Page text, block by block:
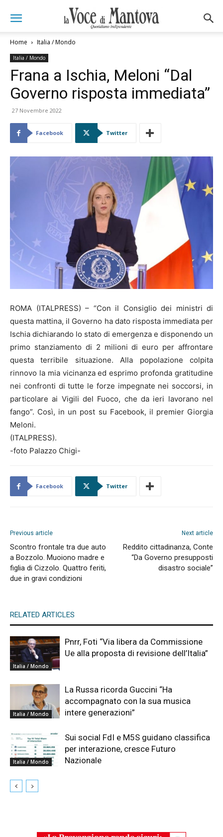
Home Italia / Mondo
Italia / Mondo
Frana a Ischia, Meloni “Dal
Governo risposta immediata”
27 Novembre 2022
Facebook Twitter
ROMA (ITALPRESS) – “Con il Consiglio dei ministri di
questa mattina, il Governo ha dato risposta immediata per
Ischia dichiarando lo stato di emergenza e disponendo un
primo stanziamento di 2 milioni di euro per affrontare
questa terribile situazione. Alla popolazione colpita
rinnovo la mia vicinanza ed esprimo profonda gratitudine
nei confronti di tutte le forze impegnate nei soccorsi, in
particolare ai Vigili del Fuoco, che da ieri lavorano nel
fango”. Così, in un post su Facebook, il premier Giorgia
Meloni.
(ITALPRESS).
-foto Palazzo Chigi-
Facebook Twitter
Previous article
Scontro frontale tra due auto
a Bozzolo. Muoiono madre e
figlia di Cizzolo. Quattro feriti,
due in gravi condizioni
Next article
Reddito cittadinanza, Conte
“Da Governo presupposti
disastro sociale”
RELATED ARTICLES
Italia / Mondo
Pnrr, Foti “Via libera da Commissione
Ue alla proposta di revisione dell’Italia”
Italia / Mondo
La Russa ricorda Guccini “Ha
accompagnato con la sua musica
intere generazioni”
Italia / Mondo
Sui social FdI e M5S guidano classifica
per interazione, cresce Futuro
Nazionale